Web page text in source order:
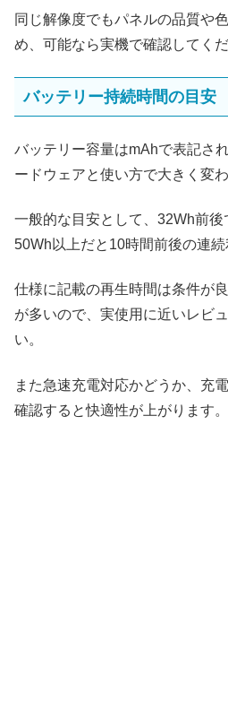
同じ解像度でもパネルの品質や
め、可能なら実機で確認してくだ
バッテリー持続時間の目安
バッテリー容量はmAhで表記さ
ードウェアと使い方で大きく変わ
一般的な目安として、32Wh前後
50Wh以上だと10時間前後の連続
仕様に記載の再生時間は条件が
が多いので、実使用に近いレビ
い。
また急速充電対応かどうか、充
確認すると快適性が上がります。